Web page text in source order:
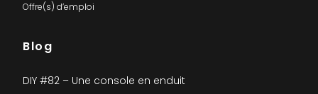
Offre(s) d’emploi
Blog
DIY #82 – Une console en enduit